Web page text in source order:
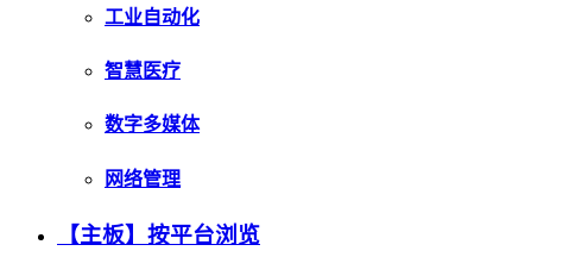
工业自动化
智慧医疗
数字多媒体
网络管理
【主板】按平台浏览